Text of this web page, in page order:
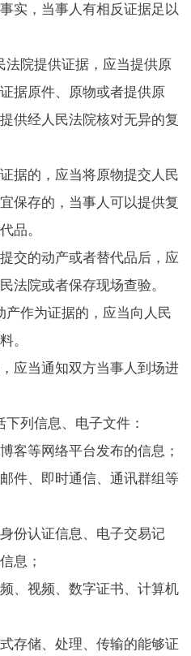
实，当事人有相反证据足以
院提供证据，应当提供原
据原件、原物或者提供原
供经人民法院核对无异的复
据的，应当将原物提交人民
保存的，当事人可以提供复
品。
交的动产或者替代品后，应
法院或者保存现场查验。
作为证据的，应当向人民
。
应当通知双方当事人到场进
列信息、电子文件：
客等网络平台发布的信息；
件、即时通信、通讯群组等
份认证信息、电子交易记
息；
、视频、数字证书、计算机
存储、处理、传输的能够证